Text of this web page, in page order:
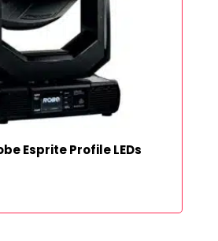
Esprite Profile LEDs